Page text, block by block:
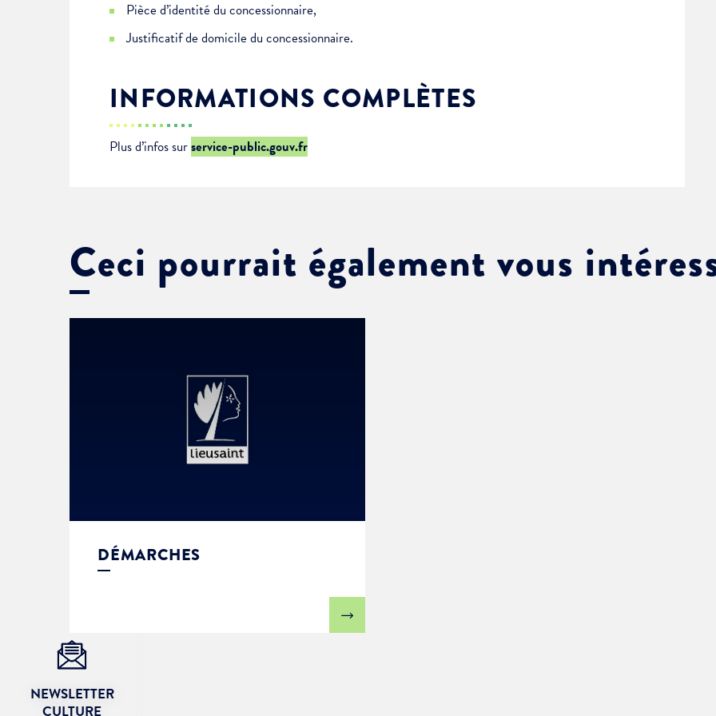
Pièce d’identité du concessionnaire,
Justificatif de domicile du concessionnaire.
INFORMATIONS COMPLÈTES
Plus d’infos surservice-public.gouv.fr
Ceci pourrait également vous
DÉMARCHES
NEWSLETTER
CULTURE